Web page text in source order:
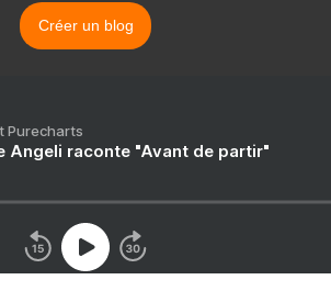
Créer un blog
Purecharts
Angeli raconte "Avant de partir"